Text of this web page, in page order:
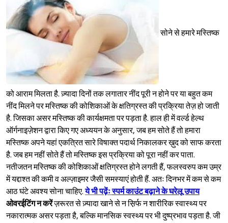
सोने से हमारे मस्तिष्क
को आराम मिलता है. ज़्यादा दिनों तक लगातार नींद पूरी न होने पर या बहुत कम
नींद मिलने पर मस्तिष्क की कोशिकाओं के क्षतिग्रस्त की प्रक्रिया तेज़ हो जाती
है. जिसका असर मस्तिष्क की कार्यक्षमता पर पड़ता है. हाल ही में वर्ल्ड हेल्थ
ऑर्गनाइज़ेशन द्वारा किए गए अध्ययन के अनुसार, जब हम सोते हैं तो हमारा
मस्तिष्क अपने यहां एकत्रित सारे विषाक्त पदार्थ निकालकर ख़ुद को साफ करता
है. जब हम नहीं सोते हैं तो मस्तिष्क इस प्रक्रिया को पूरा नहीं कर पाता.
नतीजतन मस्तिष्क की कोशिकाओं क्षतिग्रस्त होने लगती हैं, फलस्वरुप कम उम्र
में यद्दाश्त की कमी व अल्ज़ाइमर जैसी समस्याएं होती हैं. अतः दिनभर में कम से कम
आठ घंटे अवश्य सोना चाहिए.ये भी पढ़ेंःस्पर्म काउंट बढ़ाने के घरेलू उपाय
ओवरईटिंग न करेंज़रूरत से ज़्यादा खाने से न स़िर्फ न शारीरिक स्वास्थ्य पर
नकारात्मक असर पड़ता है, बल्कि मानसिक स्वस्थ्य पर भी दुष्प्रभाव पड़ता है. जी